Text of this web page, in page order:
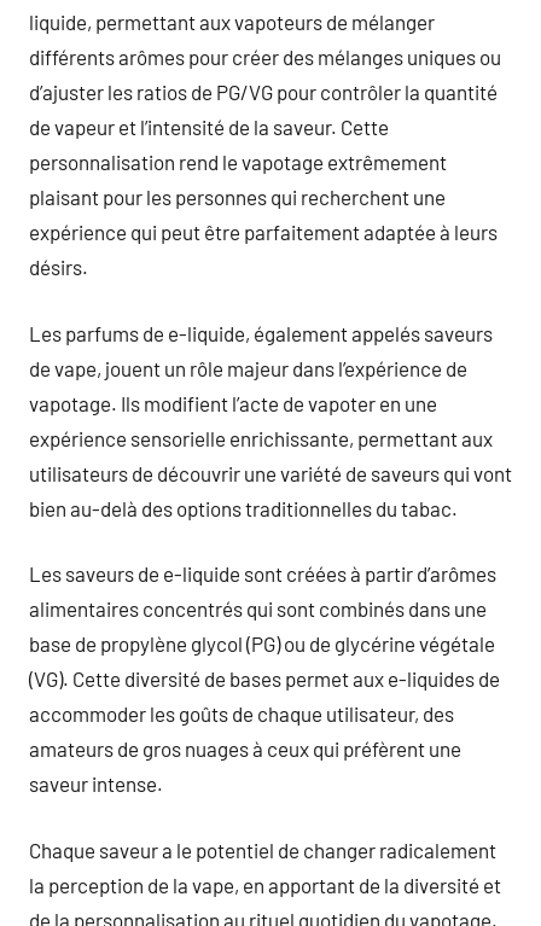
liquide, permettant aux vapoteurs de mélanger
différents arômes pour créer des mélanges uniques ou
d’ajuster les ratios de PG/VG pour contrôler la quantité
de vapeur et l’intensité de la saveur. Cette
personnalisation rend le vapotage extrêmement
plaisant pour les personnes qui recherchent une
expérience qui peut être parfaitement adaptée à leurs
désirs.
Les parfums de e-liquide, également appelés saveurs
de vape, jouent un rôle majeur dans l’expérience de
vapotage. Ils modifient l’acte de vapoter en une
expérience sensorielle enrichissante, permettant aux
utilisateurs de découvrir une variété de saveurs qui vont
bien au-delà des options traditionnelles du tabac.
Les saveurs de e-liquide sont créées à partir d’arômes
alimentaires concentrés qui sont combinés dans une
base de propylène glycol (PG) ou de glycérine végétale
(VG). Cette diversité de bases permet aux e-liquides de
accommoder les goûts de chaque utilisateur, des
amateurs de gros nuages à ceux qui préfèrent une
saveur intense.
Chaque saveur a le potentiel de changer radicalement
la perception de la vape, en apportant de la diversité et
de la personnalisation au rituel quotidien du vapotage.